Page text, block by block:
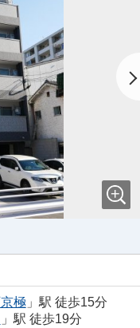
極」駅 徒歩15分
」駅 徒歩19分